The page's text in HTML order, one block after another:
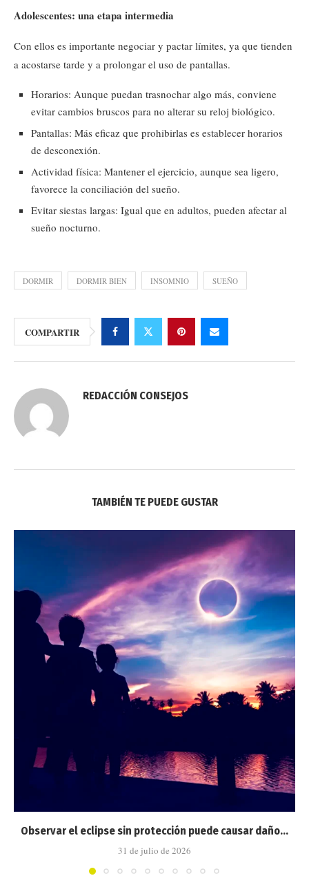
Adolescentes: una etapa intermedia
Con ellos es importante negociar y pactar límites, ya que tienden
a acostarse tarde y a prolongar el uso de pantallas.
Horarios: Aunque puedan trasnochar algo más, conviene
evitar cambios bruscos para no alterar su reloj biológico.
Pantallas: Más eficaz que prohibirlas es establecer horarios
de desconexión.
Actividad física: Mantener el ejercicio, aunque sea ligero,
favorece la conciliación del sueño.
Evitar siestas largas: Igual que en adultos, pueden afectar al
sueño nocturno.
DORMIR DORMIR BIEN INSOMNIO SUEÑO
COMPARTIR
REDACCIÓN CONSEJOS
TAMBIÉN TE PUEDE GUSTAR
Observar el eclipse sin protección puede causar daño...
31 de julio de 2026